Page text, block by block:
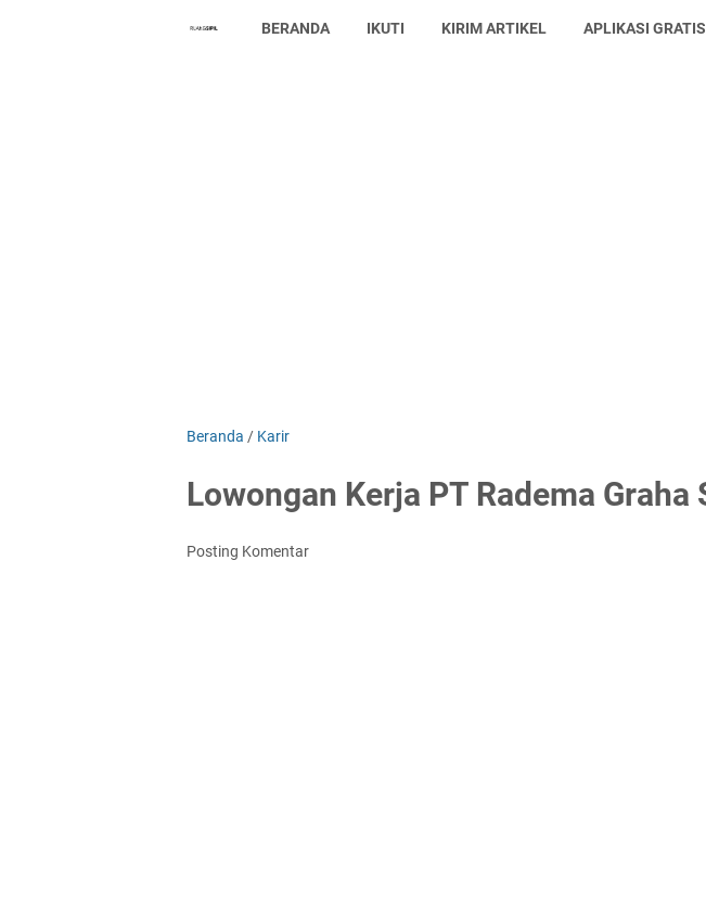
BERANDA IKUTI KIRIM ARTIKEL APLIKASI GRATIS
Beranda / Karir
Lowongan Kerja PT Radema Graha
Posting Komentar